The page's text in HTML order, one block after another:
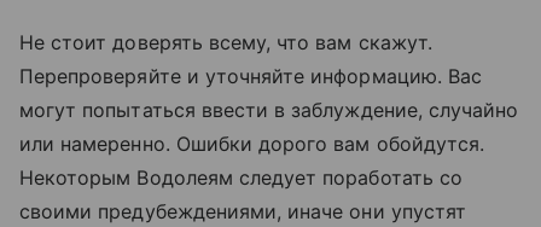
Не стоит доверять всему, что вам скажут.
Перепроверяйте и уточняйте информацию. Вас
могут попытаться ввести в заблуждение, случайно
или намеренно. Ошибки дорого вам обойдутся.
Некоторым Водолеям следует поработать со
своими предубеждениями, иначе они упустят